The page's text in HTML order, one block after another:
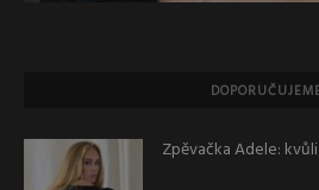
Zpěvačka Adele: